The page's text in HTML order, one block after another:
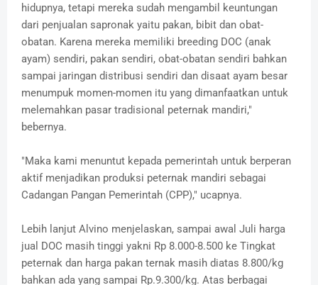
hidupnya, tetapi mereka sudah mengambil keuntungan
dari penjualan sapronak yaitu pakan, bibit dan obat-
obatan. Karena mereka memiliki breeding DOC (anak
ayam) sendiri, pakan sendiri, obat-obatan sendiri bahkan
sampai jaringan distribusi sendiri dan disaat ayam besar
menumpuk momen-momen itu yang dimanfaatkan untuk
melemahkan pasar tradisional peternak mandiri,"
bebernya.
"Maka kami menuntut kepada pemerintah untuk berperan
aktif menjadikan produksi peternak mandiri sebagai
Cadangan Pangan Pemerintah (CPP)," ucapnya.
Lebih lanjut Alvino menjelaskan, sampai awal Juli harga
jual DOC masih tinggi yakni Rp 8.000-8.500 ke Tingkat
peternak dan harga pakan ternak masih diatas 8.800/kg
bahkan ada yang sampai Rp.9.300/kg. Atas berbagai